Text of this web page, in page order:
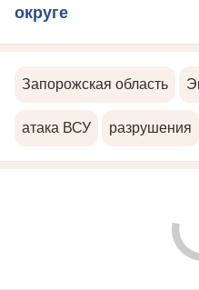
округе
Запорожская область
атака ВСУ разрушения